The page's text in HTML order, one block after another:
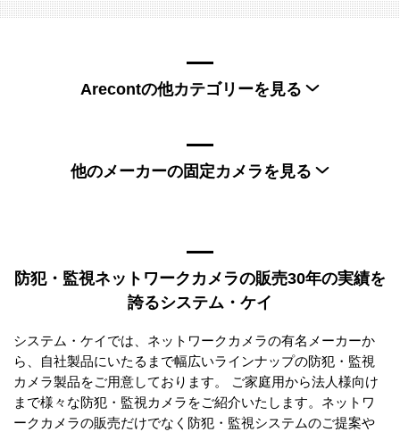
Arecontの他カテゴリーを見る
他のメーカーの固定カメラを見る
SK-Camera固定カメラ
Panasonic固定カメラ
MOBOTIX固定カメラ
Avigilon固定カメラ
ACTi固定カメラ
HIKVISION固定カメラ
防犯・監視ネットワークカメラの販売30年の実績を
誇るシステム・ケイ
システム・ケイでは、ネットワークカメラの有名メーカーか
ら、自社製品にいたるまで幅広いラインナップの防犯・監視
カメラ製品をご用意しております。 ご家庭用から法人様向け
まで様々な防犯・監視カメラをご紹介いたします。ネットワ
ークカメラの販売だけでなく防犯・監視システムのご提案や